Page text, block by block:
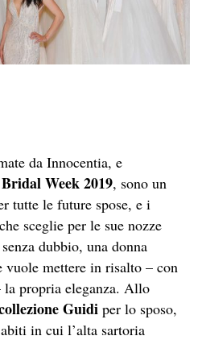
da Innocentia, e
Week 2019, sono un
tutte le future spose, e i
sceglie per le sue nozze
dubbio, una donna
vuole mettere in risalto – con
propria eleganza. Allo
Guidi per lo sposo,
in cui l’alta sartoria